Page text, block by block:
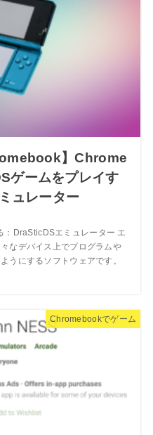
】Chrome
ゲームをプレイす
ュレーター
：DraSticDSエミュレーター エ
なデバイス上でプログラムや
うにするソフトウェアです。
Chromebookでゲーム